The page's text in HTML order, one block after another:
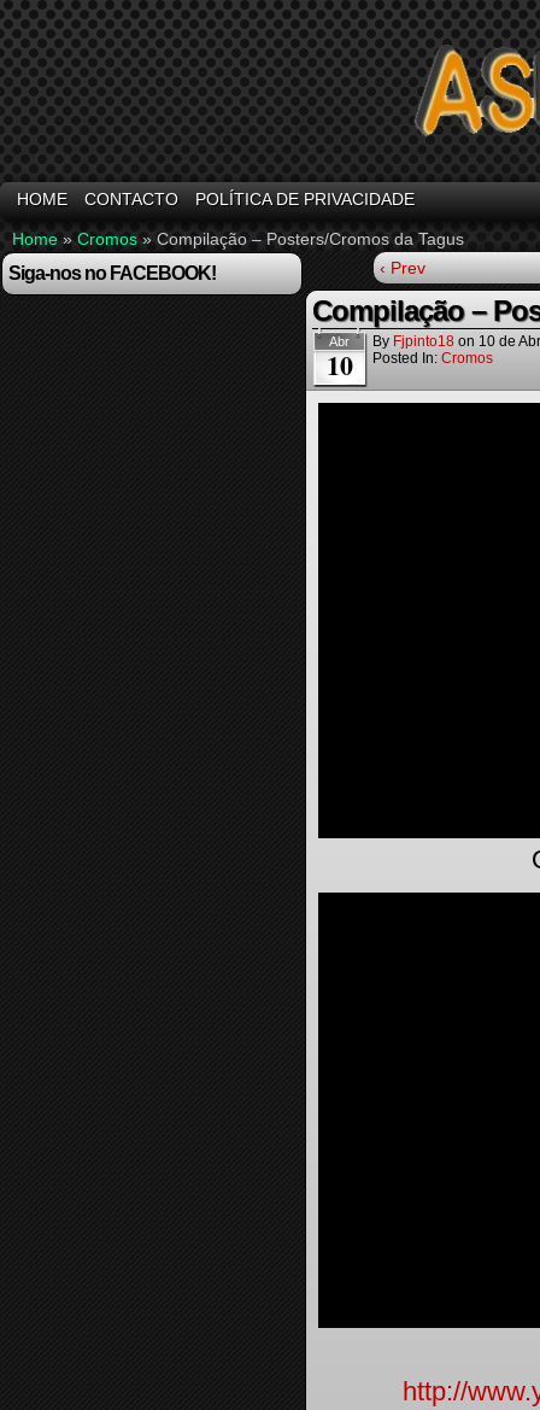
HOME CONTACTO POLÍTICA DE PRIVACIDADE
Home » Cromos » Compilação – Posters/Cromos da Tagus
Siga-nos no FACEBOOK! ‹ Prev
Compilação –
Abr
10
By Fjpinto18 on 10 de
Posted In: Cromos
http://